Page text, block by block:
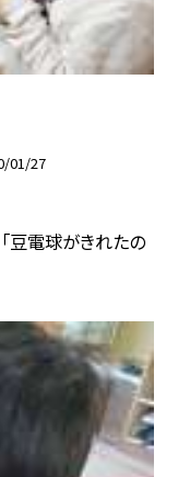
01/27
豆電球がきれたの